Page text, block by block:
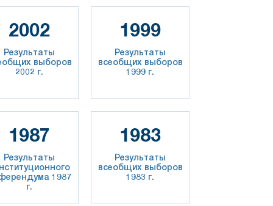
2002
Результаты
выборов
2002 г.
1999
Результаты
всеобщих выборов
1999 г.
1987
Результаты
1987
г.
1983
Результаты
всеобщих выборов
1983 г.